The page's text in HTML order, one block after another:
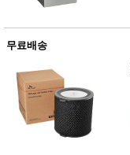
무료배송